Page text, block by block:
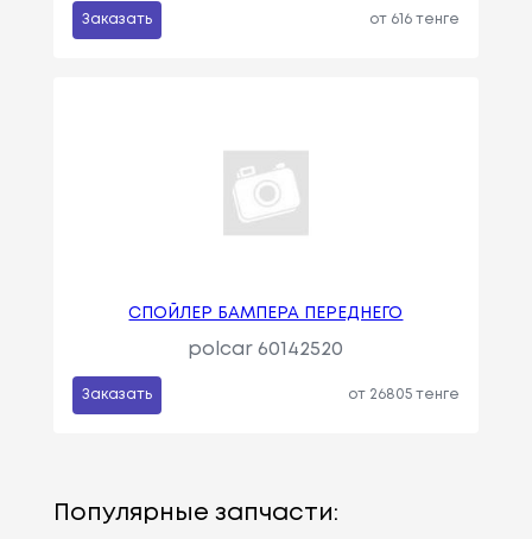
Заказать от 616 тенге
СПОЙЛЕР БАМПЕРА ПЕРЕДНЕГО
polcar 60142520
Заказать от 26805 тенге
Популярные запчасти: